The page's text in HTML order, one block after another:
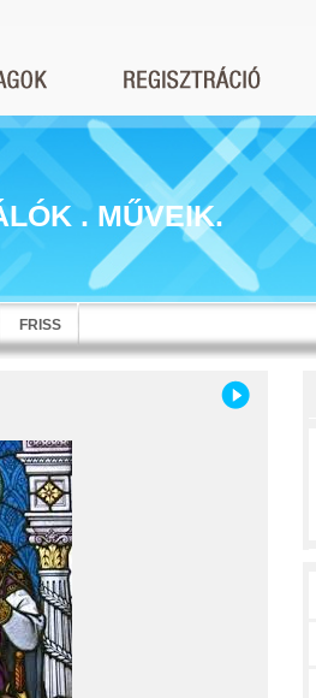
. MŰVEIK.
FRISS